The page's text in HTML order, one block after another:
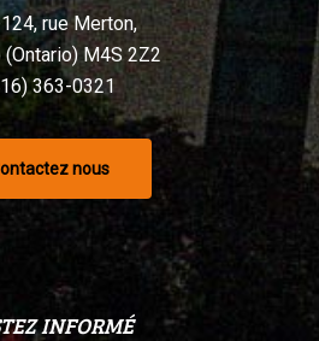
rue Merton,
(Ontario) M4S 2Z2
363-0321
nous
INFORMÉ